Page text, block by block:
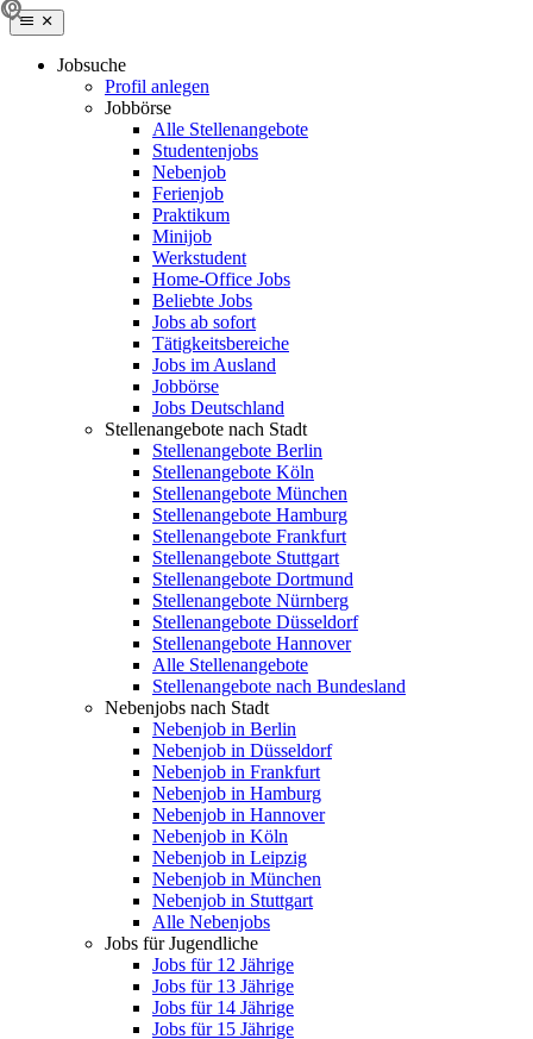
Jobsuche
Profil anlegen
Jobbörse
Alle Stellenangebote
Studentenjobs
Nebenjob
Ferienjob
Praktikum
Minijob
Werkstudent
Home-Office Jobs
Beliebte Jobs
Jobs ab sofort
Tätigkeitsbereiche
Jobs im Ausland
Jobbörse
Jobs Deutschland
Stellenangebote nach Stadt
Stellenangebote Berlin
Stellenangebote Köln
Stellenangebote München
Stellenangebote Hamburg
Stellenangebote Frankfurt
Stellenangebote Stuttgart
Stellenangebote Dortmund
Stellenangebote Nürnberg
Stellenangebote Düsseldorf
Stellenangebote Hannover
Alle Stellenangebote
Stellenangebote nach Bundesland
Nebenjobs nach Stadt
Nebenjob in Berlin
Nebenjob in Düsseldorf
Nebenjob in Frankfurt
Nebenjob in Hamburg
Nebenjob in Hannover
Nebenjob in Köln
Nebenjob in Leipzig
Nebenjob in München
Nebenjob in Stuttgart
Alle Nebenjobs
Jobs für Jugendliche
Jobs für 12 Jährige
Jobs für 13 Jährige
Jobs für 14 Jährige
Jobs für 15 Jährige